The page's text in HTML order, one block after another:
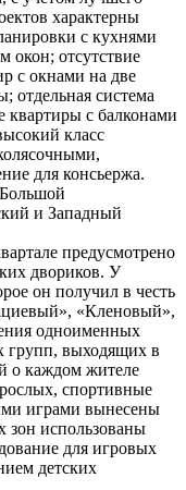
характерны
с кухнями
окон; отсутствие
с окнами на две
отдельная система
квартиры с балконами
класс
для консьержа.
и Западный
предусмотрено
двориков. У
он получил в честь
«Кленовый»,
одноименных
групп, выходящих в
о каждом жителе
спортивные
играми вынесены
зон использованы
для игровых
детских